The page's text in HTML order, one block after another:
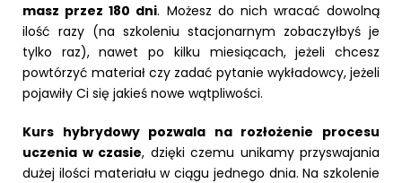
masz przez 180 dni. Możesz do nich wracać dowolną
ilość razy (na szkoleniu stacjonarnym zobaczyłbyś je
tylko raz), nawet po kilku miesiącach, jeżeli chcesz
powtórzyć materiał czy zadać pytanie wykładowcy, jeżeli
pojawiły Ci się jakieś nowe wątpliwości.
Kurs hybrydowy pozwala na rozłożenie procesu
uczenia w czasie, dzięki czemu unikamy przyswajania
dużej ilości materiału w ciągu jednego dnia. Na szkolenie